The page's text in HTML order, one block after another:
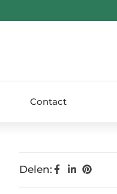
Contact
Delen: